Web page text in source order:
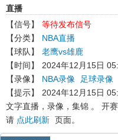
直播
【信号】
等待发布信号
【分类】
NBA直播
【球队】
老鹰vs雄鹿
【时间】
2024年12月15日
【录像】
NBA录像
足球录像
【提示】
2024年12月15日
文字直播，录像，集锦 。 开
请 点此刷新 页面。